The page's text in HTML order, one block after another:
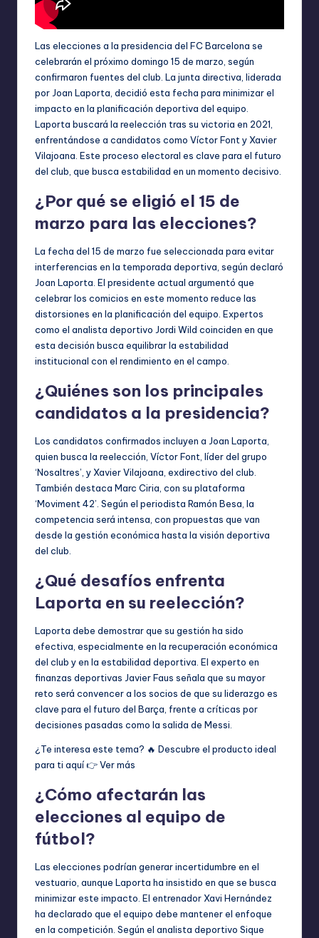
Las elecciones a la presidencia del FC Barcelona se
celebrarán el próximo domingo 15 de marzo, según
confirmaron fuentes del club. La junta directiva, liderada
por Joan Laporta, decidió esta fecha para minimizar el
impacto en la planificación deportiva del equipo.
Laporta buscará la reelección tras su victoria en 2021,
enfrentándose a candidatos como Víctor Font y Xavier
Vilajoana. Este proceso electoral es clave para el futuro
del club, que busca estabilidad en un momento decisivo.
¿Por qué se eligió el 15 de
marzo para las elecciones?
La fecha del 15 de marzo fue seleccionada para evitar
interferencias en la temporada deportiva, según declaró
Joan Laporta. El presidente actual argumentó que
celebrar los comicios en este momento reduce las
distorsiones en la planificación del equipo. Expertos
como el analista deportivo Jordi Wild coinciden en que
esta decisión busca equilibrar la estabilidad
institucional con el rendimiento en el campo.
¿Quiénes son los principales
candidatos a la presidencia?
Los candidatos confirmados incluyen a Joan Laporta,
quien busca la reelección, Víctor Font, líder del grupo
‘Nosaltres’, y Xavier Vilajoana, exdirectivo del club.
También destaca Marc Ciria, con su plataforma
‘Moviment 42’. Según el periodista Ramón Besa, la
competencia será intensa, con propuestas que van
desde la gestión económica hasta la visión deportiva
del club.
¿Qué desafíos enfrenta
Laporta en su reelección?
Laporta debe demostrar que su gestión ha sido
efectiva, especialmente en la recuperación económica
del club y en la estabilidad deportiva. El experto en
finanzas deportivas Javier Faus señala que su mayor
reto será convencer a los socios de que su liderazgo es
clave para el futuro del Barça, frente a críticas por
decisiones pasadas como la salida de Messi.
¿Te interesa este tema? 🔥 Descubre el producto ideal
para ti aquí 👉Ver más
¿Cómo afectarán las
elecciones al equipo de
fútbol?
Las elecciones podrían generar incertidumbre en el
vestuario, aunque Laporta ha insistido en que se busca
minimizar este impacto. El entrenador Xavi Hernández
ha declarado que el equipo debe mantener el enfoque
en la competición. Según el analista deportivo Sique